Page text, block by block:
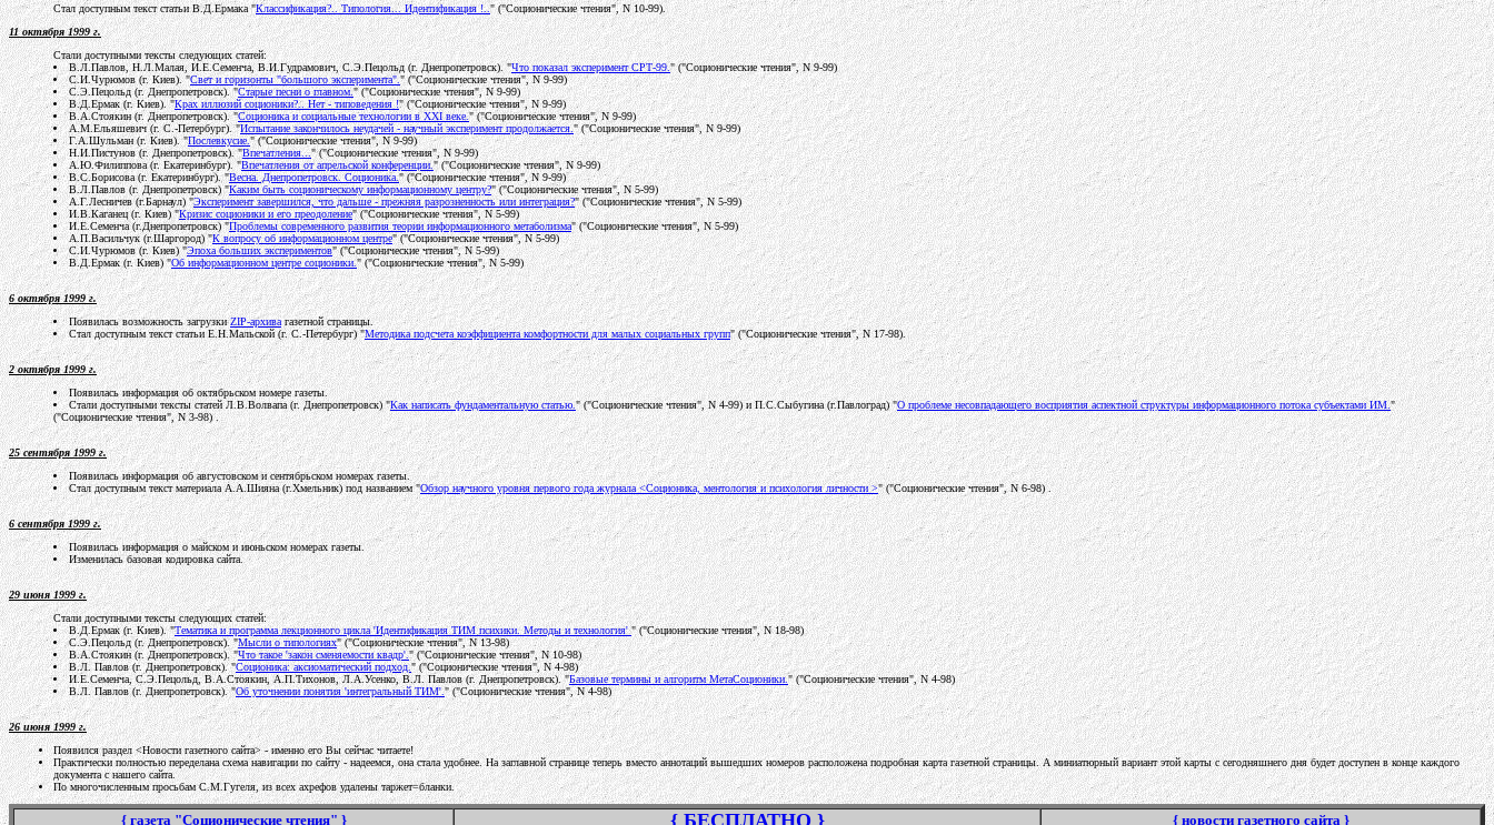
Стал доступным текст статьи В.Д.Ермака "Классификация?.. Типология... Идентификация !.." ("Соционические чтения", N 10-99).
11 октября 1999 г.
Стали доступными тексты следующих статей:
В.Л.Павлов, Н.Л.Малая, И.Е.Семенча, В.И.Гудрамович, С.Э.Пецольд (г. Днепропетровск). "Что показал эксперимент СРТ-99." ("Соционические чтения", N 9-99)
С.И.Чурюмов (г. Киев). "Свет и горизонты "большого эксперимента"." ("Соционические чтения", N 9-99)
С.Э.Пецольд (г. Днепропетровск). "Старые песни о главном." ("Соционические чтения", N 9-99)
В.Д.Ермак (г. Киев). "Крах иллюзий соционики?.. Нет - типоведения !" ("Соционические чтения", N 9-99)
В.А.Стоякин (г. Днепропетровск). "Соционика и социальные технологии в XXI веке." ("Соционические чтения", N 9-99)
А.М.Ельяшевич (г. С.-Петербург). "Испытание закончилось неудачей - научный эксперимент продолжается." ("Соционические чтения", N 9-99)
Г.А.Шульман (г. Киев). "Послевкусие." ("Соционические чтения", N 9-99)
Н.И.Пистунов (г. Днепропетровск). "Впечатления..." ("Соционические чтения", N 9-99)
А.Ю.Филиппова (г. Екатеринбург). "Впечатления от апрельской конференции." ("Соционические чтения", N 9-99)
В.С.Борисова (г. Екатеринбург). "Весна. Днепропетровск. Соционика." ("Соционические чтения", N 9-99)
В.Л.Павлов (г. Днепропетровск) "Каким быть соционическому информационному центру?" ("Соционические чтения", N 5-99)
А.Г.Лесничев (г.Барнаул) "Эксперимент завершился, что дальше - прежняя разрозненность или интеграция?" ("Соционические чтения", N 5-99)
И.В.Каганец (г. Киев) "Кризис соционики и его преодоление" ("Соционические чтения", N 5-99)
И.Е.Семенча (г.Днепропетровск) "Проблемы современного развития теории информационного метаболизма" ("Соционические чтения", N 5-99)
А.П.Васильчук (г.Шаргород) "К вопросу об информационном центре" ("Соционические чтения", N 5-99)
С.И.Чурюмов (г. Киев) "Эпоха больших экспериментов" ("Соционические чтения", N 5-99)
В.Д.Ермак (г. Киев) "Об информационном центре соционики." ("Соционические чтения", N 5-99)
6 октября 1999 г.
Появилась возможность загрузкиZIP-архивагазетной страницы.
Стал доступным текст статьи Е.Н.Мальской (г. С.-Петербург) "Методика подсчета коэффициента комфортности для малых социальных групп" ("Соционические чтения", N 17-98).
2 октября 1999 г.
Появилась информация об октябрьском номере газеты.
Стали доступными тексты статей Л.В.Волвапа (г. Днепропетровск) "Как написать фундаментальную статью. " ("Соционические чтения", N 4-99) и П.С.Сыбугина (г.Павлоград) "О проблеме несовпадающего восприятия аспектной структуры информационного потока субъектами ИМ."
("Соционические чтения", N 3-98) .
25 сентября 1999 г.
Появилась информация об августовском и сентябрьском номерах газеты.
Стал доступным текст материала А.А.Шияна (г.Хмельник) под названием "Обзор научного уровня первого года журнала <Соционика, ментология и психология личности >" ("Соционические чтения", N 6-98) .
6 сентября 1999 г.
Появилась информация о майском и июньском номерах газеты.
Изменилась базовая кодировка сайта.
29 июня 1999 г.
Стали доступными тексты следующих статей:
В.Д.Ермак (г. Киев). "Тематика и программа лекционного цикла 'Идентификация ТИМ психики. Методы и технология'" ("Соционические чтения", N 18-98)
С.Э.Пецольд (г. Днепропетровск). "Мысли о типологиях" ("Соционические чтения", N 13-98)
В.А.Стоякин (г. Днепропетровск). "Что такое 'закон сменяемости квадр'." ("Соционические чтения", N 10-98)
В.Л. Павлов (г. Днепропетровск). "Соционика: аксиоматический подход." ("Соционические чтения", N 4-98)
И.Е.Семенча, С.Э.Пецольд, В.А.Стоякин, А.П.Тихонов, Л.А.Усенко, В.Л. Павлов (г. Днепропетровск). "Базовые термины и алгоритм МетаСоционики." ("Соционические чтения", N 4-98)
В.Л. Павлов (г. Днепропетровск). "Об уточнении понятия 'интегральный ТИМ'." ("Соционические чтения", N 4-98)
26 июня 1999 г.
Появился раздел <Новости газетного сайта> - именно его Вы сейчас читаете!
Практически полностью переделана схема навигации по сайту - надеемся, она стала удобнее. На заглавной странице теперь вместо аннотаций вышедших номеров расположена подробная карта газетной страницы. А миниатюрный вариант этой карты с сегодняшнего дня будет доступен в конце каждого
документа с нашего сайта.
По многочисленным просьбам С.М.Гугеля, из всех ахрефов удалены таржет=бланки.
{ газета "Соционические чтения" } { БЕСПЛАТНО } { новости газетного сайта }